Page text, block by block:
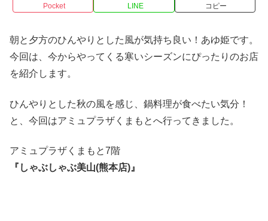
Pocket LINE コピー
朝と夕方のひんやりとした風が気持ち良い！あゆ姫です。
今回は、今からやってくる寒いシーズンにぴったりのお店
を紹介します。
ひんやりとした秋の風を感じ、鍋料理が食べたい気分！
と、今回はアミュプラザくまもとへ行ってきました。
アミュプラザくまもと7階
『しゃぶしゃぶ美山(熊本店)』